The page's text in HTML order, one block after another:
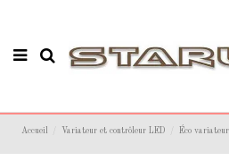
Accueil Variateur et contrôleur LED Éco